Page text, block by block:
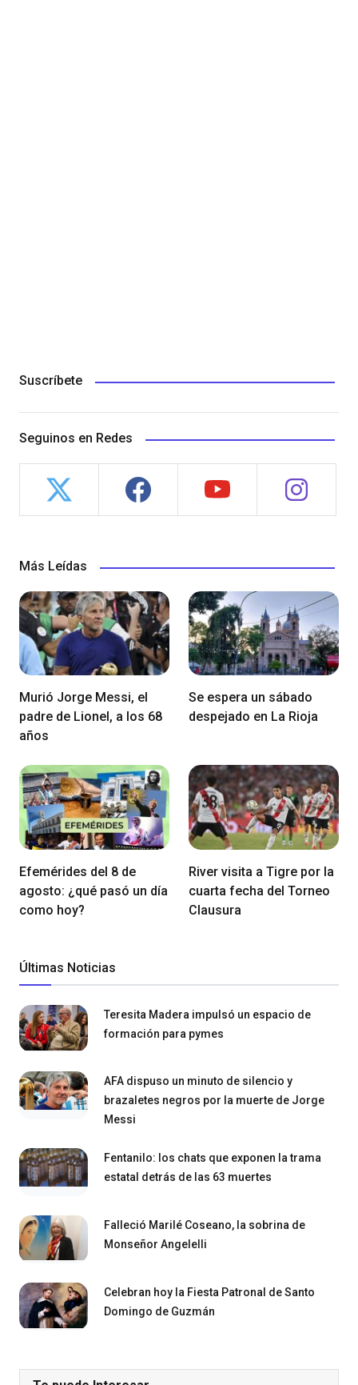
Suscríbete
Seguinos en Redes
Más Leídas
Murió Jorge Messi, el
padre de Lionel, a los 68
años
Se espera un sábado
despejado en La Rioja
Efemérides del 8 de
agosto: ¿qué pasó un día
como hoy?
River visita a Tigre por la
cuarta fecha del Torneo
Clausura
Últimas Noticias
Teresita Madera impulsó un espacio de
formación para pymes
AFA dispuso un minuto de silencio y
brazaletes negros por la muerte de Jorge
Messi
Fentanilo: los chats que exponen la trama
estatal detrás de las 63 muertes
Falleció Marilé Coseano, la sobrina de
Monseñor Angelelli
Celebran hoy la Fiesta Patronal de Santo
Domingo de Guzmán